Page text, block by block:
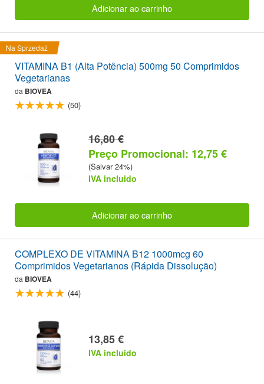
Adicionar ao carrinho
Na Sprzedaż
VITAMINA B1 (Alta Potência) 500mg 50 Comprimidos
Vegetarianas
da BIOVEA
(50)
16,80 €
Preço Promocional: 12,75 €
(Salvar 24%)
IVA incluido
Adicionar ao carrinho
COMPLEXO DE VITAMINA B12 1000mcg 60
Comprimidos Vegetarianos (Rápida Dissolução)
da BIOVEA
(44)
13,85 €
IVA incluido